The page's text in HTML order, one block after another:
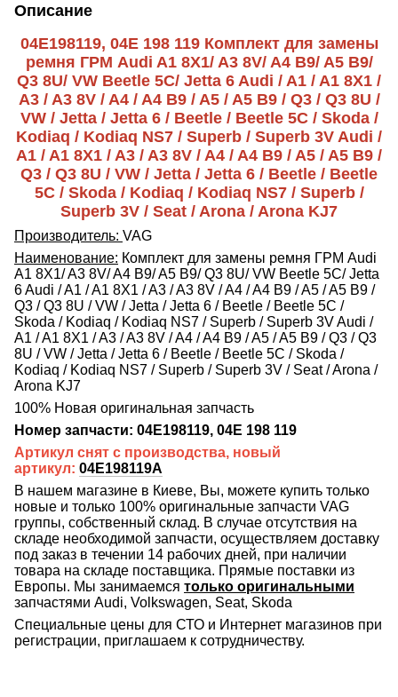
Описание
04E198119, 04E 198 119 Комплект для замены
ремня ГРМ Audi A1 8X1/ A3 8V/ A4 B9/ A5 B9/
Q3 8U/ VW Beetle 5C/ Jetta 6 Audi / A1 / A1 8X1 /
A3 / A3 8V / A4 / A4 B9 / A5 / A5 B9 / Q3 / Q3 8U /
VW / Jetta / Jetta 6 / Beetle / Beetle 5C / Skoda /
Kodiaq / Kodiaq NS7 / Superb / Superb 3V Audi /
A1 / A1 8X1 / A3 / A3 8V / A4 / A4 B9 / A5 / A5 B9 /
Q3 / Q3 8U / VW / Jetta / Jetta 6 / Beetle / Beetle
5C / Skoda / Kodiaq / Kodiaq NS7 / Superb /
Superb 3V / Seat / Arona / Arona KJ7
Производитель: VAG
Наименование: Комплект для замены ремня ГРМ Audi
A1 8X1/ A3 8V/ A4 B9/ A5 B9/ Q3 8U/ VW Beetle 5C/ Jetta
6 Audi / A1 / A1 8X1 / A3 / A3 8V / A4 / A4 B9 / A5 / A5 B9 /
Q3 / Q3 8U / VW / Jetta / Jetta 6 / Beetle / Beetle 5C /
Skoda / Kodiaq / Kodiaq NS7 / Superb / Superb 3V Audi /
A1 / A1 8X1 / A3 / A3 8V / A4 / A4 B9 / A5 / A5 B9 / Q3 / Q3
8U / VW / Jetta / Jetta 6 / Beetle / Beetle 5C / Skoda /
Kodiaq / Kodiaq NS7 / Superb / Superb 3V / Seat / Arona /
Arona KJ7
100% Новая оригинальная запчасть
Номер запчасти: 04E198119, 04E 198 119
Артикул снят с производства, новый
артикул: 04E198119A
В нашем магазине в Киеве, Вы, можете купить только
новые и только 100% оригинальные запчасти VAG
группы, собственный склад. В случае отсутствия на
складе необходимой запчасти, осуществляем доставку
под заказ в течении 14 рабочих дней, при наличии
товара на складе поставщика. Прямые поставки из
Европы. Мы занимаемся только оригинальными
запчастями Audi, Volkswagen, Seat, Skoda
Специальные цены для СТО и Интернет магазинов при
регистрации, приглашаем к сотрудничеству.